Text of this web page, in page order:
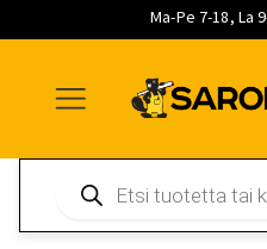
Ma-Pe 7-18, La
navigointiin
sisältöön
pääsisältöön
search